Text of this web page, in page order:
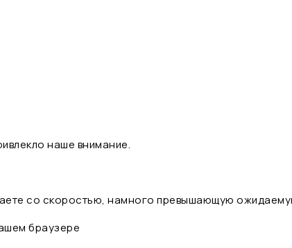
наше внимание.
со скоростью, намного превышающую
браузере